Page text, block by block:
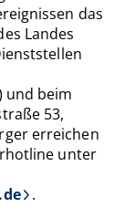
das
Landes
und beim
53,
erreichen
unter
.